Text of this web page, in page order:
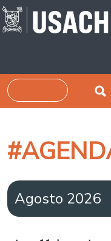
Passar para o conteúdo
Pesquisar
Agosto 2026